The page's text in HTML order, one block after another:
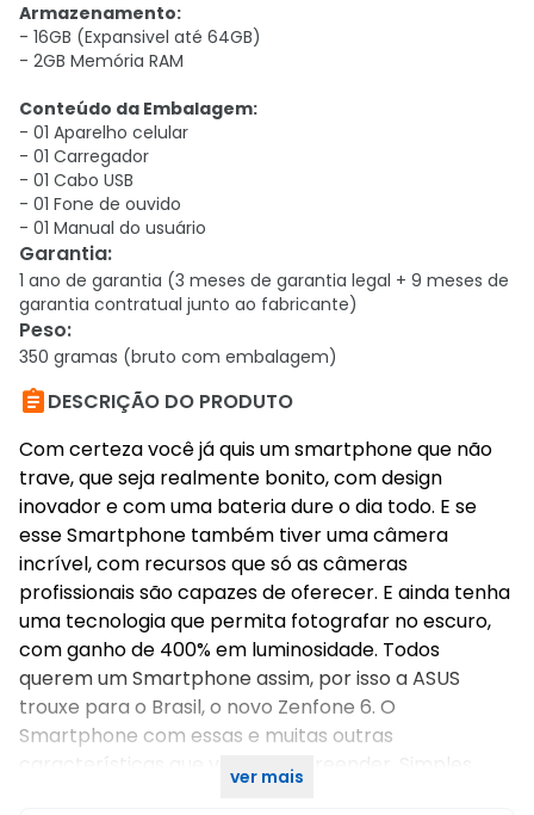
Armazenamento:
- 16GB (Expansivel até 64GB)
- 2GB Memória RAM
Conteúdo da Embalagem:
- 01 Aparelho celular
- 01 Carregador
- 01 Cabo USB
- 01 Fone de ouvido
- 01 Manual do usuário
Garantia:
1 ano de garantia (3 meses de garantia legal + 9 meses de
garantia contratual junto ao fabricante)
Peso:
350 gramas (bruto com embalagem)
DESCRIÇÃO DO PRODUTO
Com certeza você já quis um smartphone que não
trave, que seja realmente bonito, com design
inovador e com uma bateria dure o dia todo. E se
esse Smartphone também tiver uma câmera
incrível, com recursos que só as câmeras
profissionais são capazes de oferecer. E ainda tenha
uma tecnologia que permita fotografar no escuro,
com ganho de 400% em luminosidade. Todos
querem um Smartphone assim, por isso a ASUS
trouxe para o Brasil, o novo Zenfone 6. O
Smartphone com essas e muitas outras
características que vão te surpreender. Simples,
ver mais